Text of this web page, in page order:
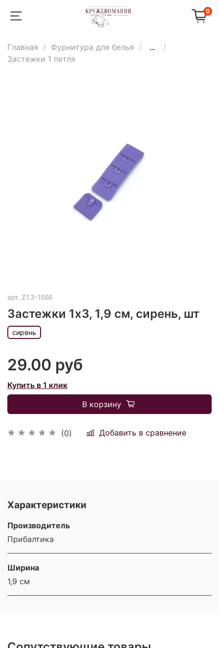
0
Главная Фурнитура для белья
...
Застежки 1 петля
арт. Z1.3-1566
Застежки 1х3, 1,9 см, сирень, шт
(0) Добавить в сравнение
сирень
29.00 руб
Купить в 1 клик
В корзину
Характеристики
Производитель
Прибалтика
Ширина
1,9 см